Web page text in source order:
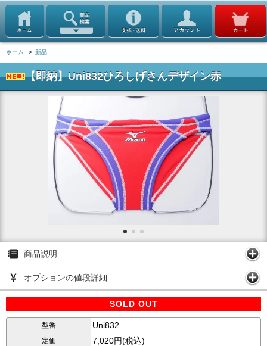
ホーム > 新品
【即納】Uni832ひろしげさんデザイン赤
商品説明
オプションの値段詳細
SOLD OUT
型番 Uni832
定価 7,020円(税込)